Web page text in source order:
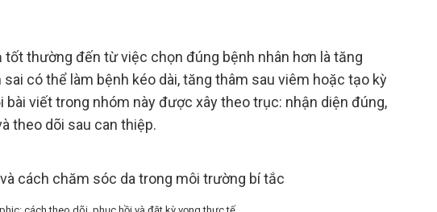
tốt thường đến từ việc chọn đúng bệnh nhân hơn là tăng
có thể làm bệnh kéo dài, tăng thâm sau viêm hoặc tạo kỳ
bài viết trong nhóm này được xây theo trục: nhận diện đúng,
theo dõi sau can thiệp.